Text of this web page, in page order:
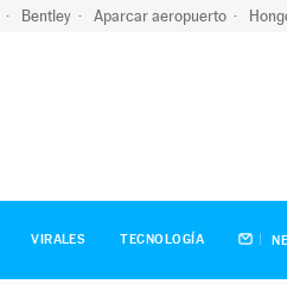
Bentley Aparcar aeropuerto
VIRALES TECNOLOGÍA